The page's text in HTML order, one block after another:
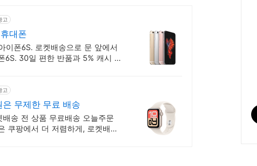
고
대폰
이폰6S. 로켓배송으로 문 앞에서
6S. 30일 편한 반품과 5% 캐시 적
고
무제한 무료 배송
송 전 상품 무료배송 오늘주문
쿠팡에서 더 저렴하게, 로켓배송